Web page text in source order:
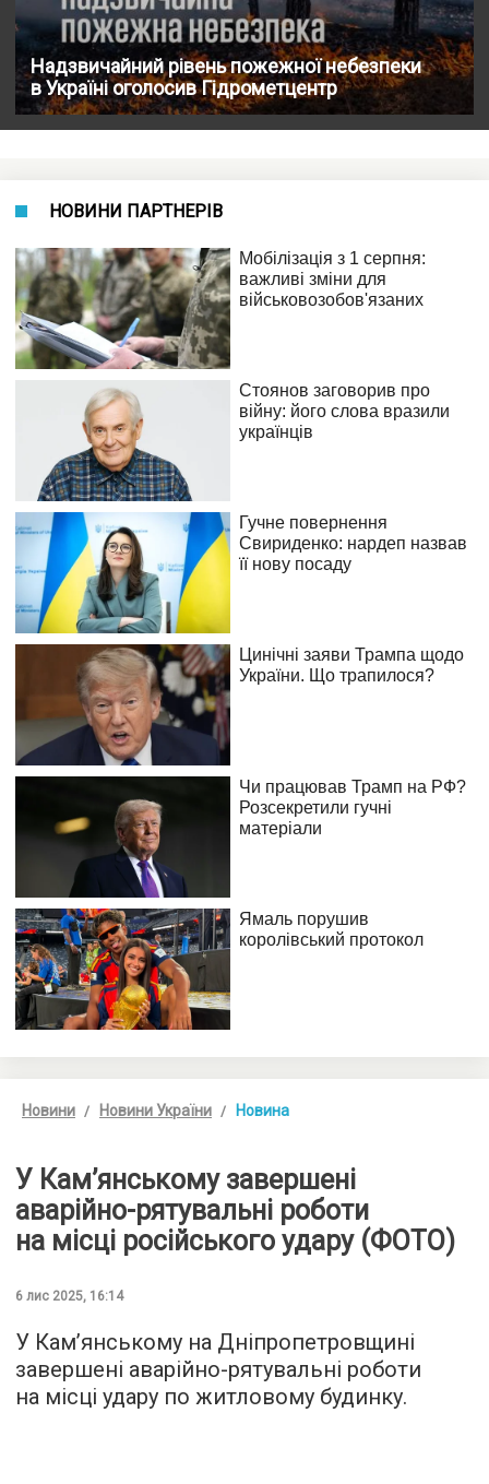
Надзвичайний рівень пожежної небезпеки
в Україні оголосив Гідрометцентр
НОВИНИ ПАРТНЕРІВ
Новини Новини України Новина
У Кам’янському завершені
аварійно-рятувальні роботи
на місці російського удару (ФОТО)
6 лис 2025, 16:14
У Кам’янському на Дніпропетровщині
завершені аварійно-рятувальні роботи
на місці удару по житловому будинку.